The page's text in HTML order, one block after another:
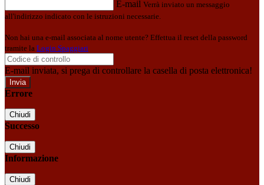
E-mail Verrà inviato un messaggio
all'indirizzo indicato con le istruzioni necessarie.
Non hai una e-mail associata al nome utente? Effettua il reset della password
tramite la Login Spaggiari
E-mail inviata, si prega di controllare la casella di posta elettronica!
Errore
Chiudi
Successo
Chiudi
Informazione
Chiudi